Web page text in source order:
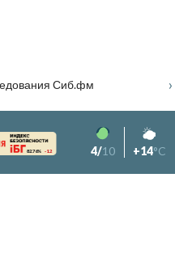
Сиб.фм ›
82.76% -1.2 4/10 +14°C